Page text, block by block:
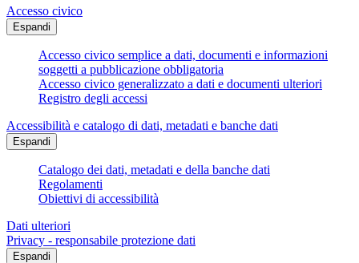
Accesso civico
Espandi
Accesso civico semplice a dati, documenti e informazioni
soggetti a pubblicazione obbligatoria
Accesso civico generalizzato a dati e documenti ulteriori
Registro degli accessi
Accessibilità e catalogo di dati, metadati e banche dati
Espandi
Catalogo dei dati, metadati e della banche dati
Regolamenti
Obiettivi di accessibilità
Dati ulteriori
Privacy - responsabile protezione dati
Espandi